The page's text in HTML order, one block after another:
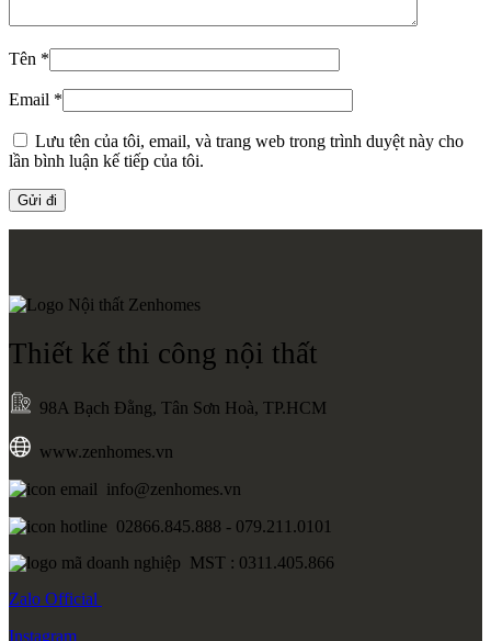
Tên *
Email *
Lưu tên của tôi, email, và trang web trong trình duyệt này cho
lần bình luận kế tiếp của tôi.
Thiết kế thi công nội thất
98A Bạch Đằng, Tân Sơn Hoà, TP.HCM
www.zenhomes.vn
info@zenhomes.vn
02866.845.888 - 079.211.0101
MST : 0311.405.866
Zalo Official
Instagram